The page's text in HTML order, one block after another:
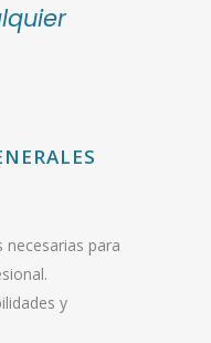
necesarias para
y